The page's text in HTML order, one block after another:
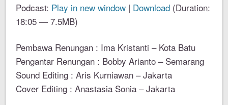
Podcast: Play in new window | Download (Duration:
18:05 — 7.5MB)
Pembawa Renungan : Ima Kristanti – Kota Batu
Pengantar Renungan : Bobby Arianto – Semarang
Sound Editing : Aris Kurniawan – Jakarta
Cover Editing : Anastasia Sonia – Jakarta